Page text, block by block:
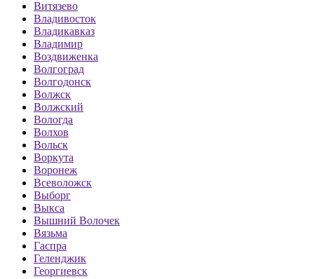
Витязево
Владивосток
Владикавказ
Владимир
Воздвиженка
Волгоград
Волгодонск
Волжск
Волжский
Вологда
Волхов
Вольск
Воркута
Воронеж
Всеволожск
Выборг
Выкса
Вышний Волочек
Вязьма
Гаспра
Геленджик
Георгиевск